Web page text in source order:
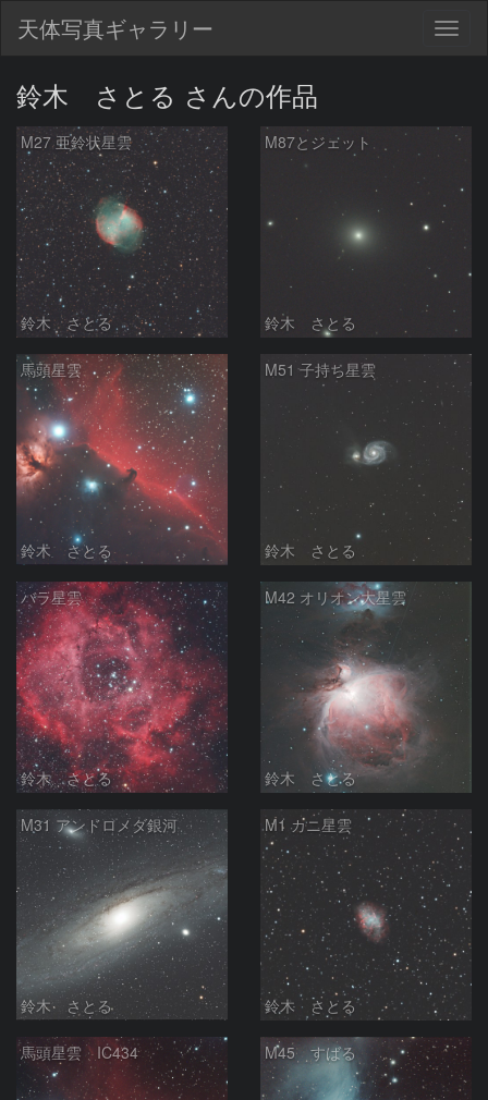
天体写真ギャラリー
鈴木 さとる さんの作品
M27 亜鈴状星雲
鈴木 さとる
M87とジェット
鈴木 さとる
馬頭星雲
鈴木 さとる
M51 子持ち星雲
鈴木 さとる
バラ星雲
鈴木 さとる
M42 オリオン大星雲
鈴木 さとる
M31 アンドロメダ銀河
鈴木 さとる
M1 カニ星雲
鈴木 さとる
馬頭星雲 IC434 M45 すばる